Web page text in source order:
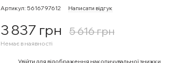
Артикул: 5616797612 Написати відгук
3 837 грн 5 616 грн
Немає в наявності
Увійти для відображення накопичувальної знижки